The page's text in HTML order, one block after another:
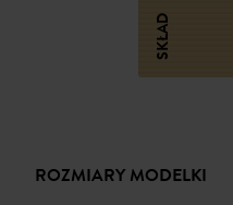
SKŁAD
ROZMIARY MODELKI